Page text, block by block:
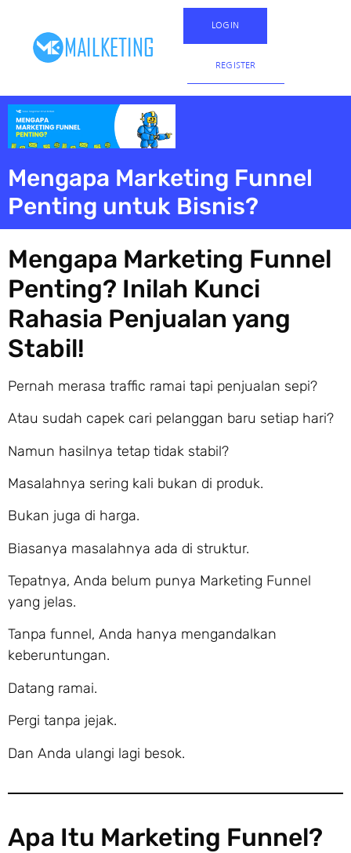
LOGIN
REGISTER
Mengapa Marketing Funnel
Penting untuk Bisnis?
Mengapa Marketing Funnel
Penting? Inilah Kunci
Rahasia Penjualan yang
Stabil!
Pernah merasa traffic ramai tapi penjualan sepi?
Atau sudah capek cari pelanggan baru setiap hari?
Namun hasilnya tetap tidak stabil?
Masalahnya sering kali bukan di produk.
Bukan juga di harga.
Biasanya masalahnya ada di struktur.
Tepatnya, Anda belum punya Marketing Funnel
yang jelas.
Tanpa funnel, Anda hanya mengandalkan
keberuntungan.
Datang ramai.
Pergi tanpa jejak.
Dan Anda ulangi lagi besok.
Apa Itu Marketing Funnel?